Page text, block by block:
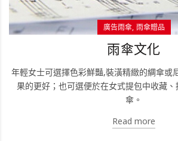
廣告雨傘 雨傘贈品
雨傘文化
年輕女士可選擇色彩鮮豔,裝潢精緻的綢傘或
果的更好；也可選便於在女式提包中收藏
傘。
Read more